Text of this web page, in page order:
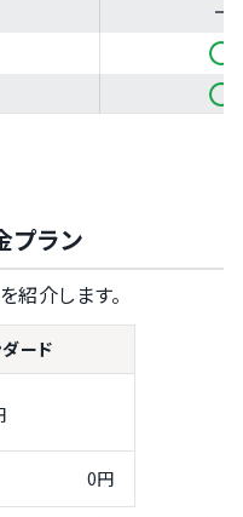
ラン
介します。
ード
0円